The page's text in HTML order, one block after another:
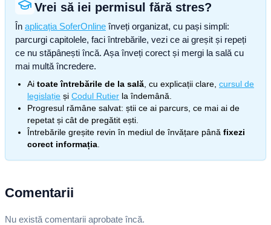
Vrei să iei permisul fără stres?
În aplicația SoferOnline înveți organizat, cu pași simpli:
parcurgi capitolele, faci întrebările, vezi ce ai greșit și repeți
ce nu stăpânești încă. Așa înveți corect și mergi la sală cu
mai multă încredere.
Ai toate întrebările de la sală , cu explicații clare, cursul de
legislație și Codul Rutier la îndemână.
Progresul rămâne salvat: știi ce ai parcurs, ce mai ai de
repetat și cât de pregătit ești.
Întrebările greșite revin în mediul de învățare până fixezi
corect informația
Comentarii
Nu există comentarii aprobate încă.